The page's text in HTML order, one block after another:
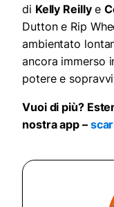
di Kelly Reillye
Dutton e Rip
ambientato
ancora immerso
potere e
Vuoi di più?
nostra app –